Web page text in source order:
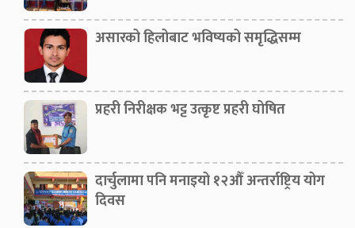
असारको हिलोबाट भविष्यको समृद्धिसम्म
प्रहरी निरीक्षक भट्ट उत्कृष्ट प्रहरी घोषित
दार्चुलामा पनि मनाइयो १२औँ अन्तर्राष्ट्रिय योग
दिवस